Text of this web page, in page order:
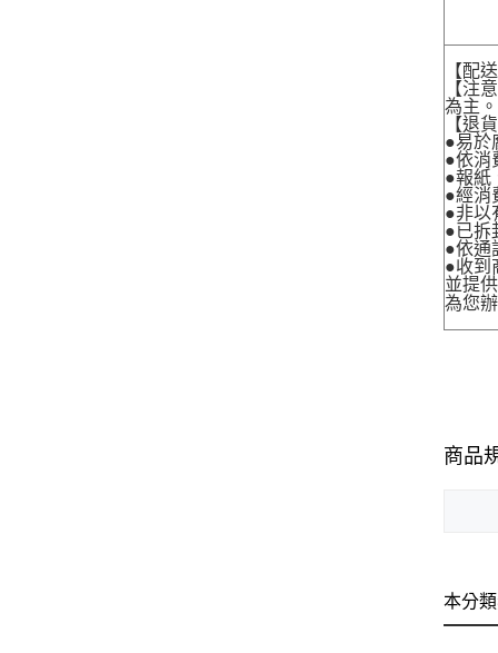
【配
【注
為主。
【退
●易於
●依消
●報紙
●經消
●非以
●已拆
●依通
●收到
並提
為您
商品
本分